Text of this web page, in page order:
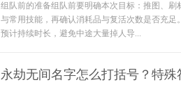
组队前的准备组队前要明确本次目标：推图、
与常用技能，再确认消耗品与复活次数是否充
预计持续时长，避免中途大量掉人导...
永劫无间名字怎么打括号？特殊